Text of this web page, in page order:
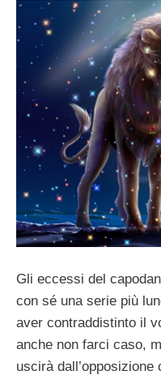
Gli eccessi del
con sé una serie più
aver contraddistinto il
anche non farci caso,
uscirà